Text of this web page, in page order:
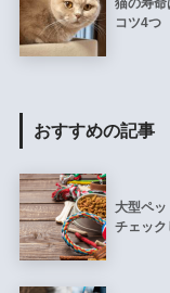
コツ4つ
おすすめの記事
大型ペ
チェック